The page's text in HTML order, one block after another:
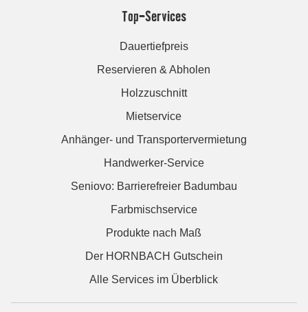
Top-Services
Dauertiefpreis
Reservieren & Abholen
Holzzuschnitt
Mietservice
Anhänger- und Transportervermietung
Handwerker-Service
Seniovo: Barrierefreier Badumbau
Farbmischservice
Produkte nach Maß
Der HORNBACH Gutschein
Alle Services im Überblick